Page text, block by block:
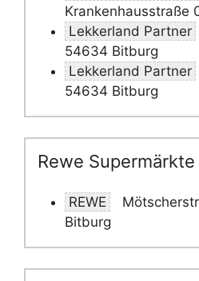
Krankenhausstraße
Lekkerland Partner
54634 Bitburg
Lekkerland Partner
54634 Bitburg
Rewe Supermärkte
REWE
Bitburg